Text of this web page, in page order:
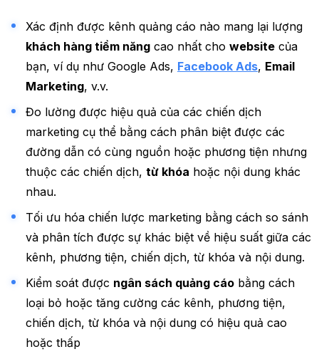
Xác định được kênh quảng cáo nào mang lại lượng
khách hàng tiềm năng cao nhất cho website của
bạn, ví dụ như Google Ads, Facebook Ads, Email
Marketing, v.v.
Đo lường được hiệu quả của các chiến dịch
marketing cụ thể bằng cách phân biệt được các
đường dẫn có cùng nguồn hoặc phương tiện nhưng
thuộc các chiến dịch, từ khóa hoặc nội dung khác
nhau.
Tối ưu hóa chiến lược marketing bằng cách so sánh
và phân tích được sự khác biệt về hiệu suất giữa các
kênh, phương tiện, chiến dịch, từ khóa và nội dung.
Kiểm soát được ngân sách quảng cáo bằng cách
loại bỏ hoặc tăng cường các kênh, phương tiện,
chiến dịch, từ khóa và nội dung có hiệu quả cao
hoặc thấp